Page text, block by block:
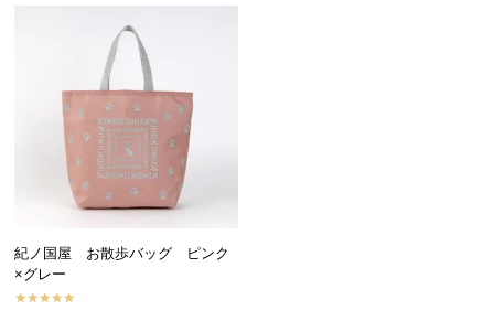
紀ノ国屋 お散歩バッグ ピンク
×グレー